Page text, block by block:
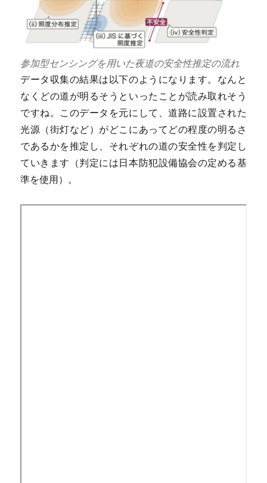
参加型センシングを用いた夜道の安全性推定の流れ
データ収集の結果は以下のようになります。なんと
なくどの道が明るそうといったことが読み取れそう
ですね。このデータを元にして、道路に設置された
光源（街灯など）がどこにあってどの程度の明るさ
であるかを推定し、それぞれの道の安全性を判定し
ていきます（判定には日本防犯設備協会の定める基
準を使用）。